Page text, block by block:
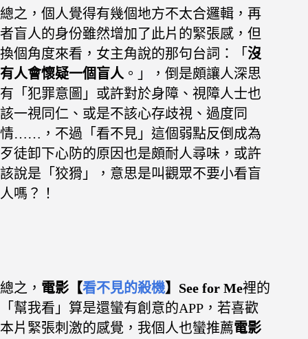
總之，個人覺得有幾個地方不太合邏輯，再
者盲人的身份雖然增加了此片的緊張感，但
換個角度來看，女主角說的那句台詞：「 沒
有人會懷疑一個盲人 。」，倒是頗讓人深思
有「犯罪意圖」或許對於身障、視障人士也
該一視同仁、或是不該心存歧視、過度同
情……，不過「看不見」這個弱點反倒成為
歹徒卸下心防的原因也是頗耐人尋味，或許
該說是「狡猾」，意思是叫觀眾不要小看盲
人嗎？！
總之， 電影【看不見的殺機】See for Me裡的
「幫我看」算是還蠻有創意的APP， 若喜歡
本片緊張刺激的感覺，我個人也蠻推薦電影